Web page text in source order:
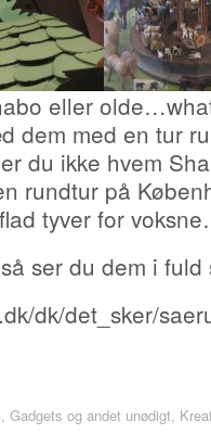
eller
dem med en tur
du ikke hvem
rundtur på
tyver for
ser du dem i fuld
dk/det_sker/
, Gadgets og andet unødigt,